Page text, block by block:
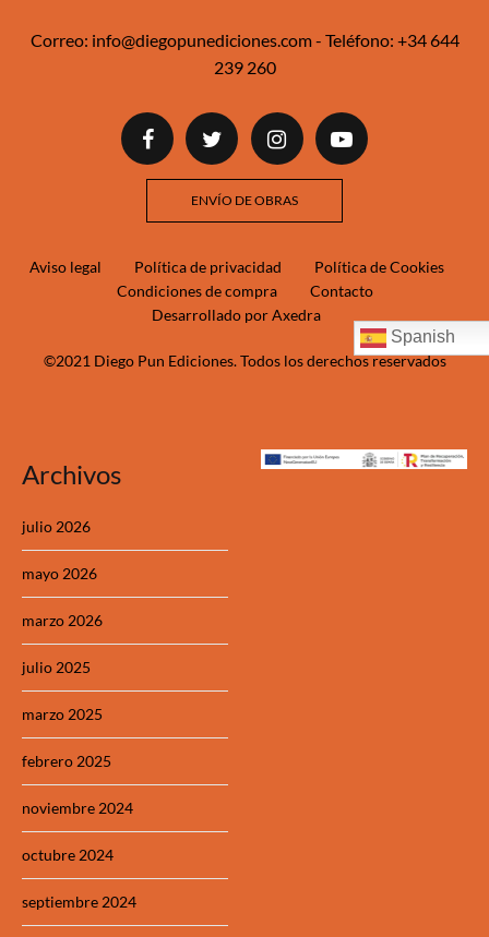
Correo: info@diegopunediciones.com- Teléfono: +34 644
239 260‬‬
ENVÍO DE OBRAS
©2021 Diego Pun Ediciones. Todos los derechos reservados
Aviso legal Política de privacidad
Política de Cookies
Condiciones de compra
Contacto
Desarrollado por Axedra
Spanish
Archivos
julio 2026
mayo 2026
marzo 2026
julio 2025
marzo 2025
febrero 2025
noviembre 2024
octubre 2024
septiembre 2024